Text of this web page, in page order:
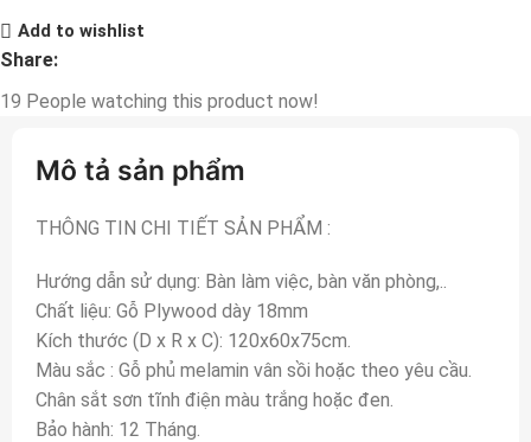
Add to wishlist
Share:
19 People watching this product now!
Mô tả sản phẩm
THÔNG TIN CHI TIẾT SẢN PHẨM :
Hướng dẫn sử dụng: Bàn làm việc, bàn văn phòng,..
Chất liệu: Gỗ Plywood dày 18mm
Kích thước (D x R x C): 120x60x75cm.
Màu sắc : Gỗ phủ melamin vân sồi hoặc theo yêu cầu.
Chân sắt sơn tĩnh điện màu trắng hoặc đen.
Bảo hành: 12 Tháng.